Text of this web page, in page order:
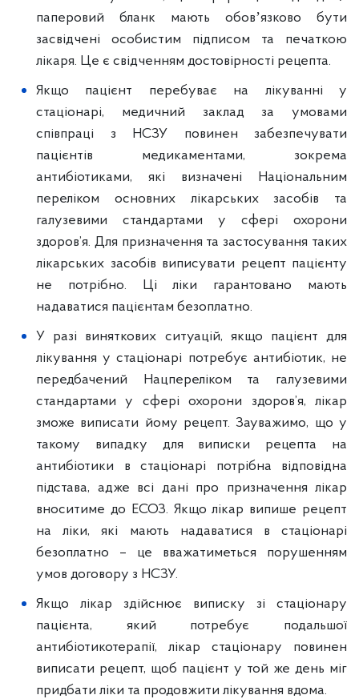
паперовий бланк мають обовʼязково бути
засвідчені особистим підписом та печаткою
лікаря. Це є свідченням достовірності рецепта.
Якщо пацієнт перебуває на лікуванні у
стаціонарі, медичний заклад за умовами
співпраці з НСЗУ повинен забезпечувати
пацієнтів медикаментами, зокрема
антибіотиками, які визначені Національним
переліком основних лікарських засобів та
галузевими стандартами у сфері охорони
здоров’я. Для призначення та застосування таких
лікарських засобів виписувати рецепт пацієнту
не потрібно. Ці ліки гарантовано мають
надаватися пацієнтам безоплатно.
У разі виняткових ситуацій, якщо пацієнт для
лікування у стаціонарі потребує антибіотик, не
передбачений Нацпереліком та галузевими
стандартами у сфері охорони здоров’я, лікар
зможе виписати йому рецепт. Зауважимо, що у
такому випадку для виписки рецепта на
антибіотики в стаціонарі потрібна відповідна
підстава, адже всі дані про призначення лікар
вноситиме до ЕСОЗ. Якщо лікар випише рецепт
на ліки, які мають надаватися в стаціонарі
безоплатно – це вважатиметься порушенням
умов договору з НСЗУ.
Якщо лікар здійснює виписку зі стаціонару
пацієнта, який потребує подальшої
антибіотикотерапії, лікар стаціонару повинен
виписати рецепт, щоб пацієнт у той же день міг
придбати ліки та продовжити лікування вдома.